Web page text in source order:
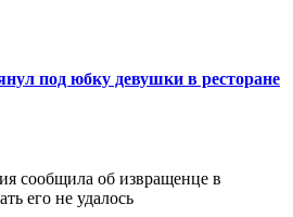
под юбку девушки в ресторане
сообщила об извращенце в
его не удалось